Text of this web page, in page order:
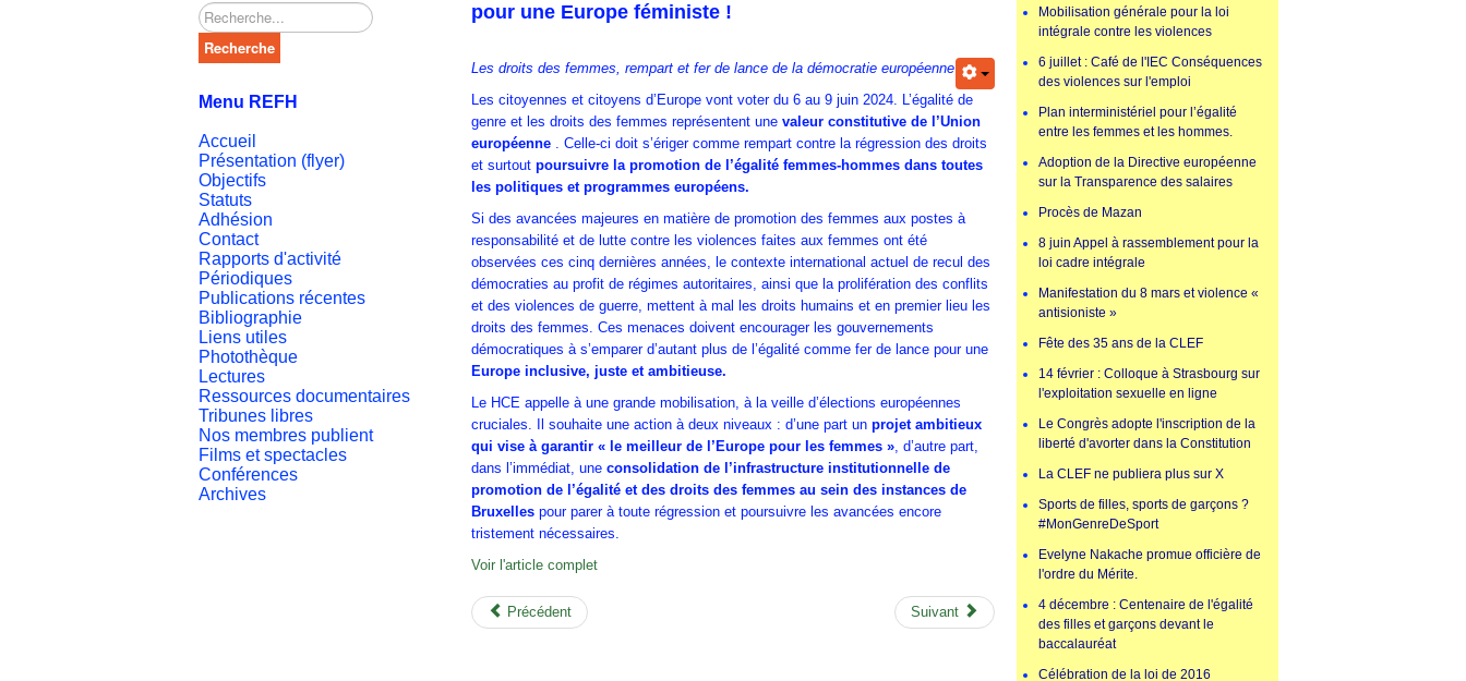
Rechercher
Recherche
Menu REFH
Accueil
Présentation (flyer)
Objectifs
Statuts
Adhésion
Contact
Rapports d'activité
Périodiques
Publications récentes
Bibliographie
Liens utiles
Photothèque
Lectures
Ressources documentaires
Tribunes libres
Nos membres publient
Films et spectacles
Conférences
Archives
pour une Europe féministe !
Les droits des femmes, rempart et fer de lance de la démocratie européenne
Les citoyennes et citoyens d’Europe vont voter du 6 au 9 juin 2024. L’égalité de
genre et les droits des femmes représentent une valeur constitutive de l’Union
européenne . Celle-ci doit s’ériger comme rempart contre la régression des droits
et surtout poursuivre la promotion de l’égalité femmes-hommes dans toutes
les politiques et programmes européens.
Si des avancées majeures en matière de promotion des femmes aux postes à
responsabilité et de lutte contre les violences faites aux femmes ont été
observées ces cinq dernières années, le contexte international actuel de recul des
démocraties au profit de régimes autoritaires, ainsi que la prolifération des conflits
et des violences de guerre, mettent à mal les droits humains et en premier lieu les
droits des femmes. Ces menaces doivent encourager les gouvernements
démocratiques à s’emparer d’autant plus de l’égalité comme fer de lance pour une
Europe inclusive, juste et ambitieuse.
Le HCE appelle à une grande mobilisation, à la veille d’élections européennes
cruciales. Il souhaite une action à deux niveaux : d’une part un projet ambitieux
qui vise à garantir « le meilleur de l’Europe pour les femmes », d’autre part,
dans l’immédiat, une consolidation de l’infrastructure institutionnelle de
promotion de l’égalité et des droits des femmes au sein des instances de
Bruxelles pour parer à toute régression et poursuivre les avancées encore
tristement nécessaires.
Voir l'article complet
Précédent Suivant
Mobilisation générale pour la loi
intégrale contre les violences
6 juillet : Café de l'IEC Conséquences
des violences sur l'emploi
Plan interministériel pour l’égalité
entre les femmes et les hommes.
Adoption de la Directive européenne
sur la Transparence des salaires
Procès de Mazan
8 juin Appel à rassemblement pour la
loi cadre intégrale
Manifestation du 8 mars et violence «
antisioniste »
Fête des 35 ans de la CLEF
14 février : Colloque à Strasbourg sur
l'exploitation sexuelle en ligne
Le Congrès adopte l'inscription de la
liberté d'avorter dans la Constitution
La CLEF ne publiera plus sur X
Sports de filles, sports de garçons ?
#MonGenreDeSport
Evelyne Nakache promue officière de
l'ordre du Mérite.
4 décembre : Centenaire de l'égalité
des filles et garçons devant le
baccalauréat
Célébration de la loi de 2016